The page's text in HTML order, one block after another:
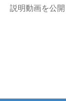
説明動画を公